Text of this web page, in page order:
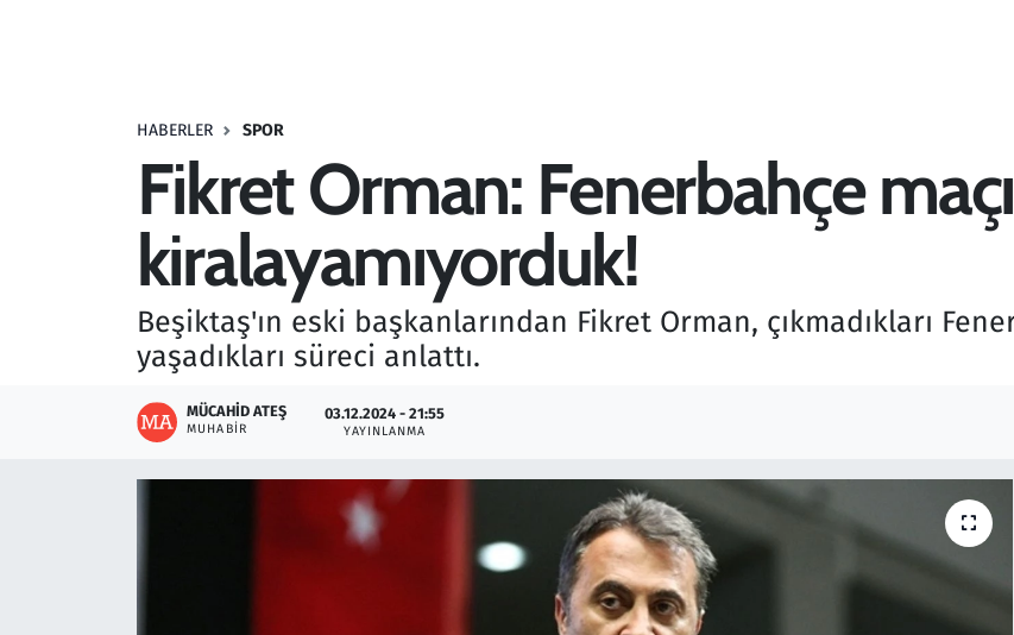
HABERLER SPOR
Fikret Orman: Fenerbahçe
kiralayamıyorduk!
Beşiktaş'ın eski başkanlarından Fikret Orman, çıkmadıkları
yaşadıkları süreci anlattı.
MÜCAHID ATEŞ
MUHABIR
03.12.2024 - 21:55
YAYINLANMA
Savunma Sanayi
Teknoloji ve Bilim
Televizyon